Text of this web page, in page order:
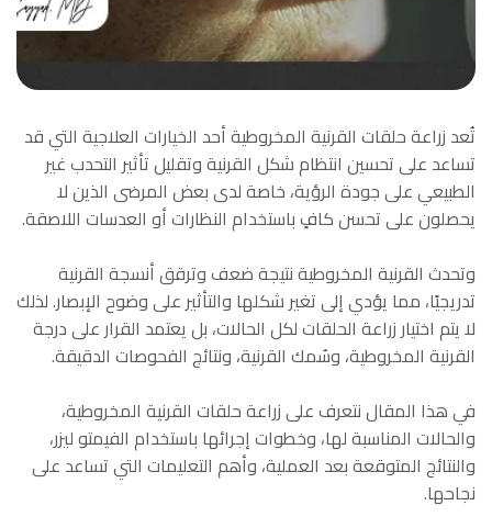
تُعد زراعة حلقات القرنية المخروطية أحد الخيارات العلاجية التي قد
تساعد على تحسين انتظام شكل القرنية وتقليل تأثير التحدب غير
الطبيعي على جودة الرؤية، خاصة لدى بعض المرضى الذين لا
يحصلون على تحسن كافٍ باستخدام النظارات أو العدسات اللاصقة.
وتحدث القرنية المخروطية نتيجة ضعف وترقق أنسجة القرنية
تدريجيًا، مما يؤدي إلى تغير شكلها والتأثير على وضوح الإبصار. لذلك
لا يتم اختيار زراعة الحلقات لكل الحالات، بل يعتمد القرار على درجة
القرنية المخروطية، وسُمك القرنية، ونتائج الفحوصات الدقيقة.
في هذا المقال نتعرف على زراعة حلقات القرنية المخروطية،
والحالات المناسبة لها، وخطوات إجرائها باستخدام الفيمتو ليزر،
والنتائج المتوقعة بعد العملية، وأهم التعليمات التي تساعد على
نجاحها.